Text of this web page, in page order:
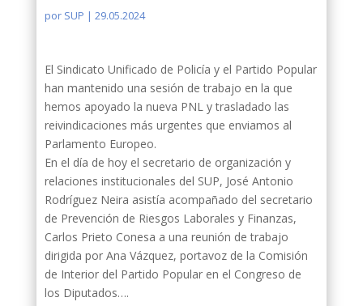
por SUP | 29.05.2024
El Sindicato Unificado de Policía y el Partido Popular
han mantenido una sesión de trabajo en la que
hemos apoyado la nueva PNL y trasladado las
reivindicaciones más urgentes que enviamos al
Parlamento Europeo.
En el día de hoy el secretario de organización y
relaciones institucionales del SUP, José Antonio
Rodríguez Neira asistía acompañado del secretario
de Prevención de Riesgos Laborales y Finanzas,
Carlos Prieto Conesa a una reunión de trabajo
dirigida por Ana Vázquez, portavoz de la Comisión
de Interior del Partido Popular en el Congreso de
los Diputados….